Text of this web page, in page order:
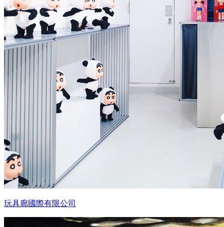
玩具廊國際有限公司